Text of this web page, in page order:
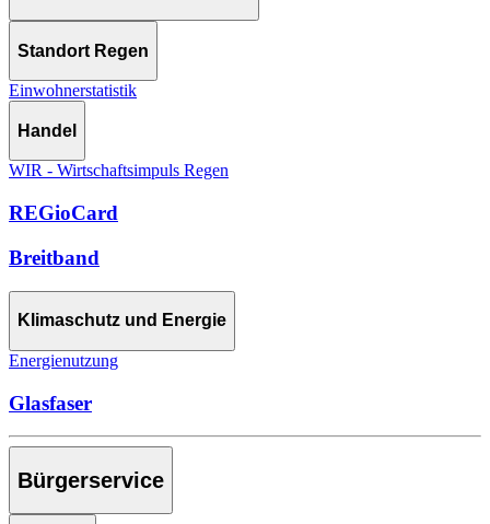
Standort Regen
Einwohnerstatistik
Handel
WIR - Wirtschaftsimpuls Regen
REGioCard
Breitband
Klimaschutz und Energie
Energienutzung
Glasfaser
Bürgerservice